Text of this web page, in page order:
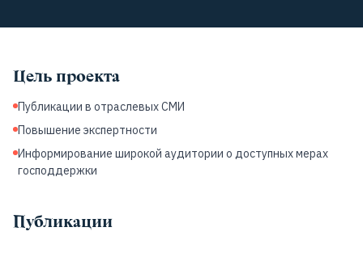
Цель проекта
Публикации в отраслевых СМИ
Повышение экспертности
Информирование широкой аудитории о доступных мерах
господдержки
Публикации